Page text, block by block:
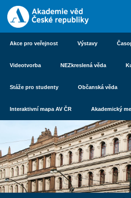
Akce pro veřejnost Výstavy
Videotvorba NEZkreslená věda
Stáže pro studenty Občanská věda
Interaktivní mapa AV ČR Akademický